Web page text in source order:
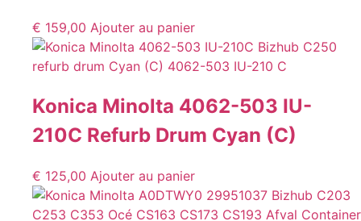
€ 159,00 Ajouter au panier
Konica Minolta 4062-503 IU-
210C Refurb Drum Cyan (C)
€ 125,00 Ajouter au panier